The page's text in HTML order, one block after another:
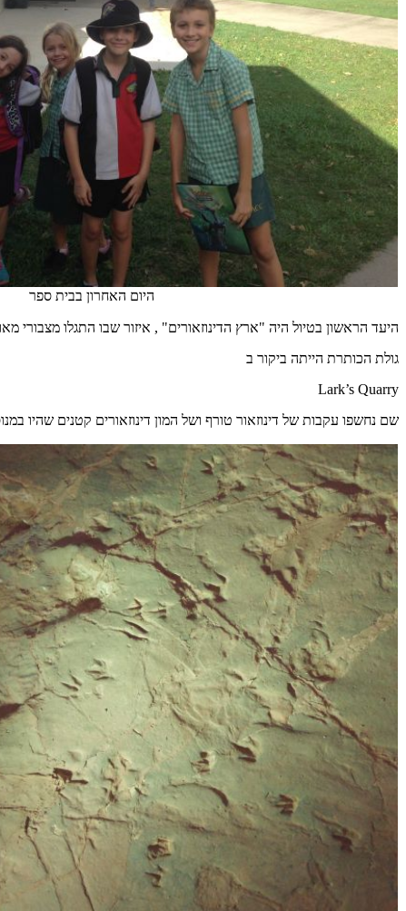
היום האחרון בבית ספר
היעד הראשון בטיול היה "ארץ הדינוזאורים" , איזור שבו התגלו מצבורי
גולת הכותרת הייתה ביקור ב
Lark’s Quarry
שם נחשפו עקבות של דינוזאור טורף ושל המון דינוזאורים קטנים שהיו במנוסה ממנו